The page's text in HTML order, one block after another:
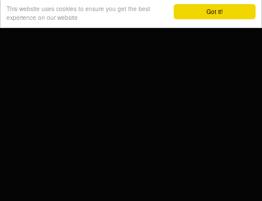
Got it!
This website uses cookies to ensure you get the best
experience on our website
FISH MAGNET
RIDGEMONKEY